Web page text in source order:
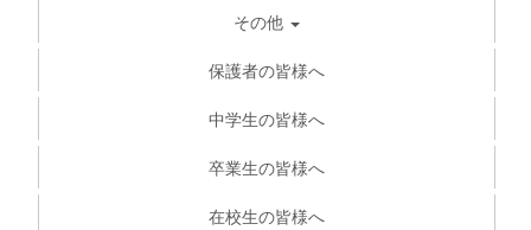
その他
保護者の皆様へ
中学生の皆様へ
卒業生の皆様へ
在校生の皆様へ